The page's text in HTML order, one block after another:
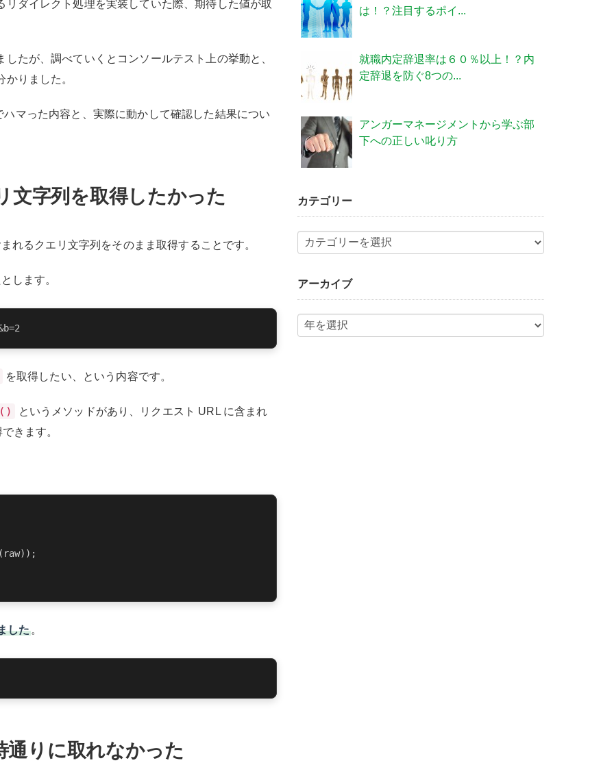
ダイレクト処理を実装していた際、期待した値が取
たが、調べていくとコンソールテスト上の挙動と、
りました。
マった内容と、実際に動かして確認した結果につい
字列を取得したかった
れるクエリ文字列をそのまま取得することです。
します。
https://www.example.com/sample/page/?a=1&b=2
を取得したい、という内容です。
というメソッドがあり、リクエスト URL に含まれ
きます。
した 。
りに取れなかった
は！？注目するポイ...
就職内定辞退率は６０％以上！？内
定辞退を防ぐ8つの...
アンガーマネージメントから学ぶ部
下への正しい叱り方
カテゴリー
アーカイブ